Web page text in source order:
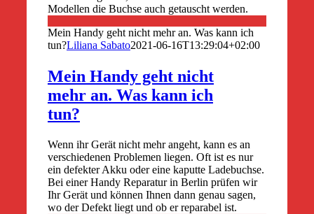
Modellen die Buchse auch getauscht werden.
Mein Handy geht nicht mehr an. Was kann ich
tun?Liliana Sabato2021-06-16T13:29:04+02:00
Mein Handy geht nicht
mehr an. Was kann ich
tun?
Wenn ihr Gerät nicht mehr angeht, kann es an
verschiedenen Problemen liegen. Oft ist es nur
ein defekter Akku oder eine kaputte Ladebuchse.
Bei einer Handy Reparatur in Berlin prüfen wir
Ihr Gerät und können Ihnen dann genau sagen,
wo der Defekt liegt und ob er reparabel ist.